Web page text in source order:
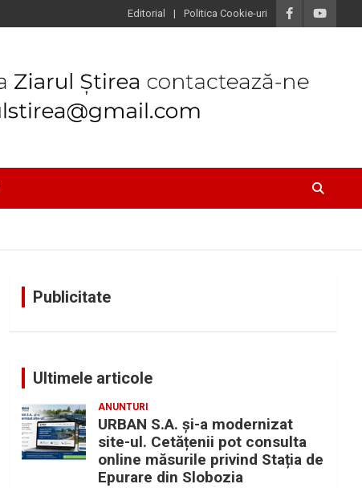
Editorial Politica Cookie-uri
Publicitate
Ultimele articole
ANUNTURI
URBAN S.A. și-a modernizat
site-ul. Cetățenii pot consulta
online măsurile privind Stația de
Epurare din Slobozia